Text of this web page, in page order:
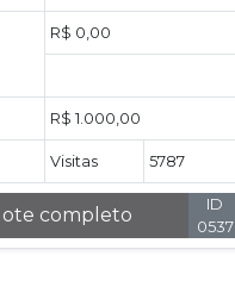
R$ 0,00
R$ 1.000,00
Visitas 5787
completo
ID
0537